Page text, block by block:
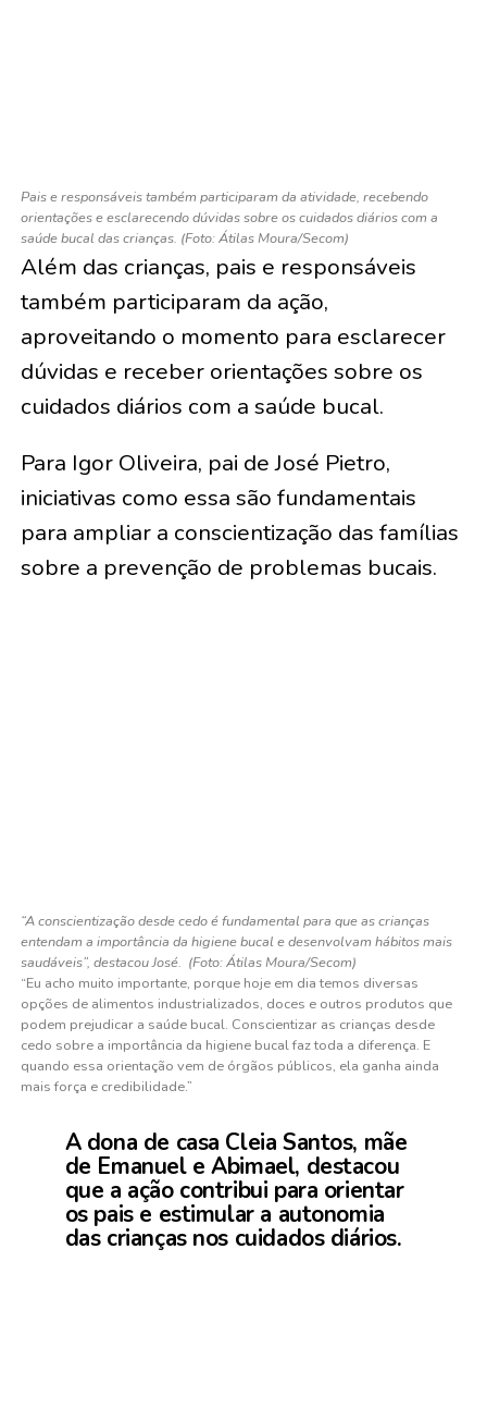
Pais e responsáveis também participaram da atividade, recebendo
orientações e esclarecendo dúvidas sobre os cuidados diários com a
saúde bucal das crianças. (Foto: Átilas Moura/Secom)
Além das crianças, pais e responsáveis
também participaram da ação,
aproveitando o momento para esclarecer
dúvidas e receber orientações sobre os
cuidados diários com a saúde bucal.
Para Igor Oliveira, pai de José Pietro,
iniciativas como essa são fundamentais
para ampliar a conscientização das famílias
sobre a prevenção de problemas bucais.
“A conscientização desde cedo é fundamental para que as crianças
entendam a importância da higiene bucal e desenvolvam hábitos mais
saudáveis”, destacou José. (Foto: Átilas Moura/Secom)
“Eu acho muito importante, porque hoje em dia temos diversas
opções de alimentos industrializados, doces e outros produtos que
podem prejudicar a saúde bucal. Conscientizar as crianças desde
cedo sobre a importância da higiene bucal faz toda a diferença. E
quando essa orientação vem de órgãos públicos, ela ganha ainda
mais força e credibilidade.”
A dona de casa Cleia Santos, mãe
de Emanuel e Abimael, destacou
que a ação contribui para orientar
os pais e estimular a autonomia
das crianças nos cuidados diários.